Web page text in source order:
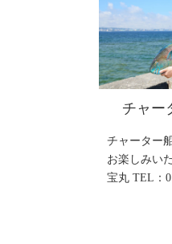
チャー
チャーター
お楽しみい
宝丸 TEL：